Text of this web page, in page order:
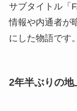
サブタイトル「
情報や内通者が
にした物語です。
2年半ぶりの地